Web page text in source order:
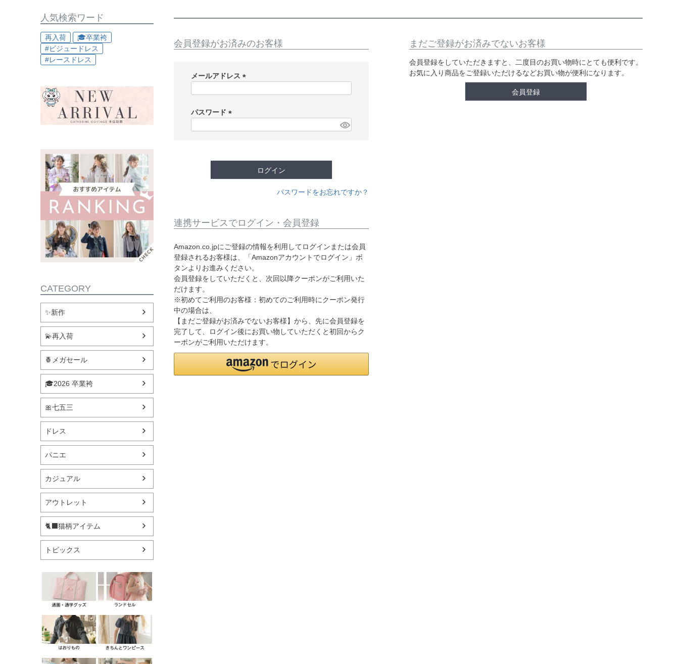
人気検索ワード
再入荷
🎓卒業袴
#ビジュードレス
#レースドレス
CATEGORY
✨新作
💫再入荷
🍍メガセール
🎓2026 卒業袴
🎀七五三
ドレス
パニエ
カジュアル
アウトレット
🐈‍⬛猫柄アイテム
トピックス
会員登録がお済みのお客様
メールアドレス
)
パスワード
ログイン
パスワードをお忘れですか？
連携サービスでログイン・会員登録
Amazon.co.jpにご登録の情報を利用してログインまたは会員
登録されるお客様は、「Amazonアカウントでログイン」ボ
タンよりお進みください。
会員登録をしていただくと、次回以降クーポンがご利用いた
だけます。
※初めてご利用のお客様：初めてのご利用時にクーポン発行
中の場合は、
【まだご登録がお済みでないお客様】から、先に会員登録を
完了して、ログイン後にお買い物していただくと初回からク
ーポンがご利用いただけます。
まだご登録がお済みでないお客様
会員登録をしていただきますと、二度目のお買い物時にとても便利です。
お気に入り商品をご登録いただけるなどお買い物が便利になります。
会員登録